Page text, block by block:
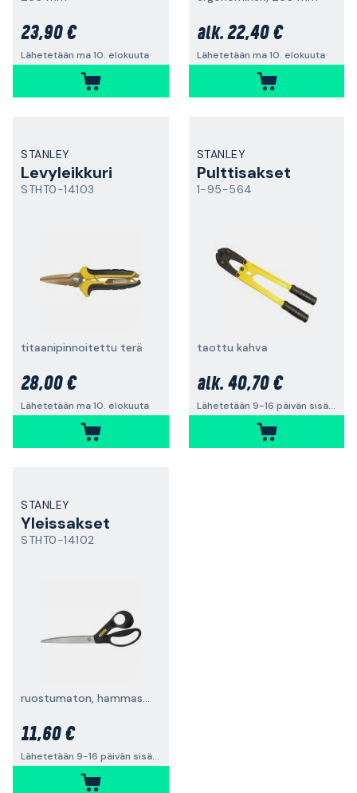
23,90 €
Lähetetään ma 10. elokuuta
alk. 22,40 €
Lähetetään ma 10. elokuuta
STANLEY
Levyleikkuri
STHT0-14103
titaanipinnoitettu terä
28,00 €
Lähetetään ma 10. elokuuta
STANLEY
Pulttisakset
1-95-564
taottu kahva
alk. 40,70 €
Lähetetään 9-16 päivän sisällä
STANLEY
Yleissakset
STHT0-14102
ruostumaton, hammastettu, 240 mm
11,60 €
Lähetetään 9-16 päivän sisällä